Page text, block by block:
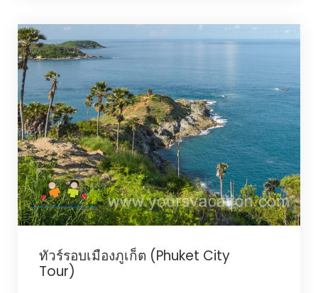
ทัวร์รอบเมืองภูเก็ต (Phuket City
Tour)